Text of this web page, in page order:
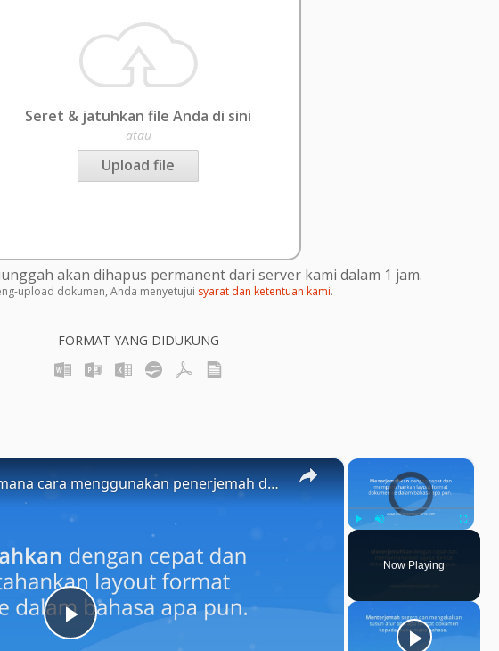
Seret & jatuhkan file Anda di sini
atau
Upload file
akan dihapus permanent dari server kami dalam 1 jam.
upload dokumen, Anda menyetujui syarat dan ketentuan kami.
FORMAT YANG DIDUKUNG
×
Video Player is loading.
Fullscreen
Now Playing
×
Play
Doc Translator: Bagaimana cara menggunakan penerjemah dokumen?